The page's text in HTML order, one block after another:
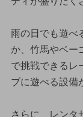
雨の日でも遊べ
か、竹馬やベー
で挑戦できるレ
ブに遊べる設備
さらに、レンタ